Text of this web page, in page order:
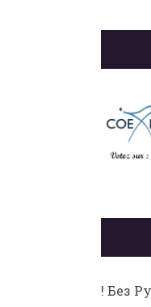
! Без